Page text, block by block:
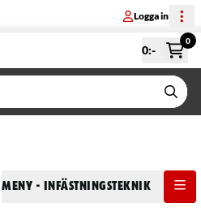
Logga in
0:-
0
Meny - Infästningsteknik